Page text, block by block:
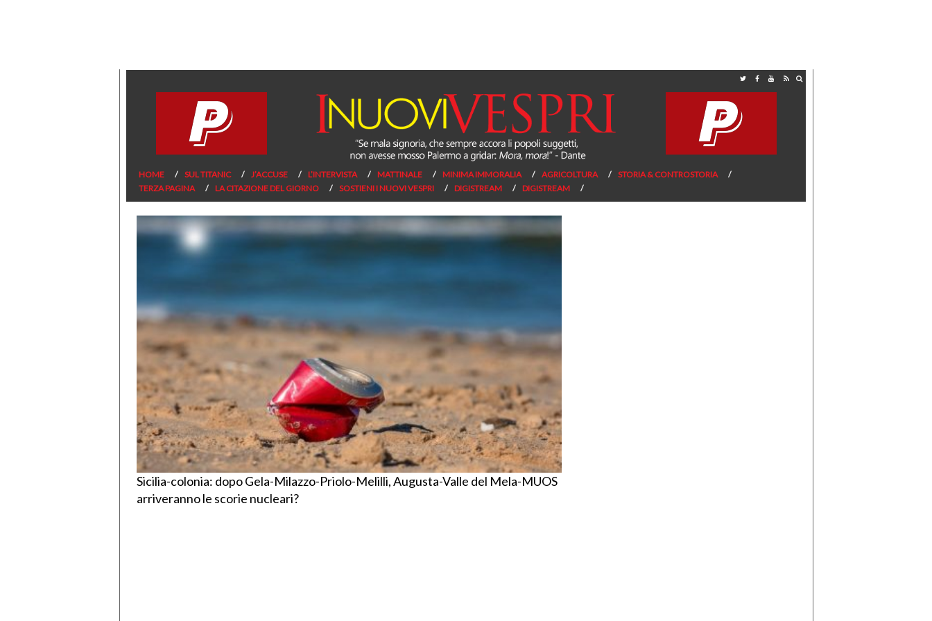
HOME SUL TITANIC J’ACCUSE L’INTERVISTA MATTINALE MINIMA IMMORALIA AGRICOLTURA
STORIA & CONTROSTORIA
TERZA PAGINA
LA CITAZIONE DEL GIORNO SOSTIENI I NUOVI VESPRI DIGISTREAM DIGISTREAM
Sicilia-colonia: dopo Gela-Milazzo-Priolo-Melilli, Augusta-Valle del Mela-MUOS
arriveranno le scorie nucleari?